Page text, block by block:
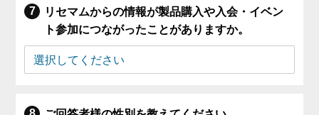
リセマムからの情報が製品購入や入会・イベン
ト参加につながったことがありますか。